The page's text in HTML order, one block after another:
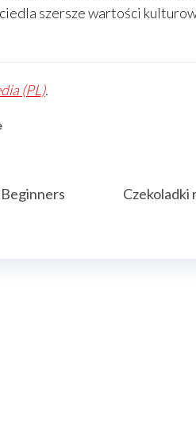
szersze wartości
(PL).
Czekoladki